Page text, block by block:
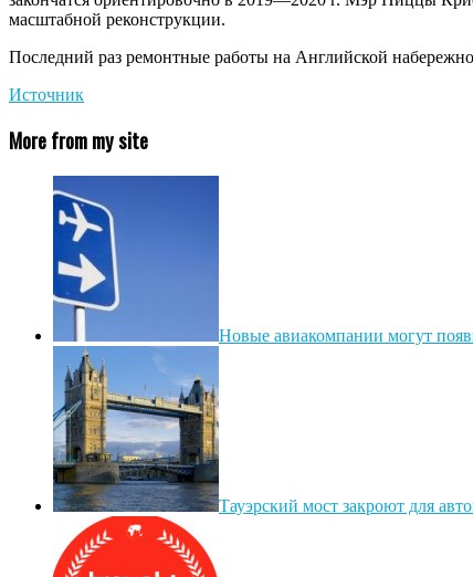
масштабной реконструкции.
Последний раз ремонтные работы на Английской
Источник
More from my site
Новые авиакомпании могут
Тауэрский мост закроют для